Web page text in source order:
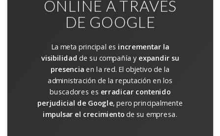
ONLINE A TRAVÉS
DE GOOGLE
La meta principal es incrementar la
visibilidad de su compañía y expandir su
presencia en la red. El objetivo de la
administración de la reputación en los
buscadores es erradicar contenido
perjudicial de Google, pero principalmente
impulsar el crecimiento de su empresa.